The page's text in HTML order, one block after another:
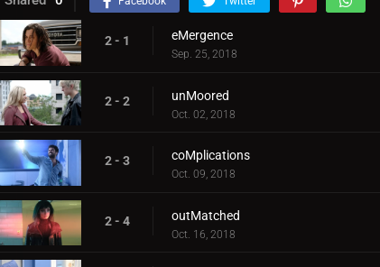
2 - 1 eMergence
Sep. 25, 2018
2 - 2 unMoored
Oct. 02, 2018
2 - 3 coMplications
Oct. 09, 2018
2 - 4 outMatched
Oct. 16, 2018